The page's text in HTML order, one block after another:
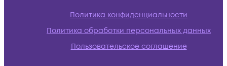
Политика конфиденциальности
Политика обработки персональных данных
Пользовательское соглашение